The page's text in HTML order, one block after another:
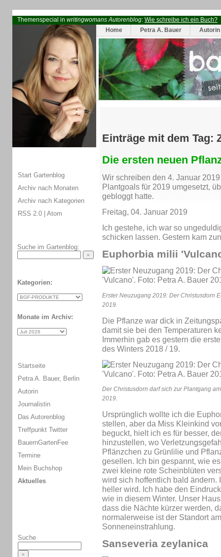
Themenspecial in writingwomans Autorenblog: Wie schreibe ich ein Buch?
Home
Petra A. Bauer Autorin
Einträge mit dem Tag:
Die ersten neuen
Wir schreiben den 4. Januar
Plantgoals für 2019 umgesetzt,
gebloggt hatte.
Freitag, 04. Januar 2019
Ich gestehe, ich war so
schicken lassen. Gestern kam
Euphorbia milii
Erster Neuzugang 2019: Der Christusdorn
2019.
Die Pflanze war dick in
damit sie bei den Temperaturen
Immerhin gab es gestern die
des Winters 2018 / 19.
Der Christusdorn darf sich zur Plantgang
2019.
Ursprünglich wollte ich die
stellen, aber da Miss Kleinkind
beguckt, hielt ich es für besser,
hinzustellen, wo
Pflänzchen zu Grünlilie und
gesellen. Ich bin gespannt, wie
zwei kleine rote Scheinblüten
wird sich hoffentlich bald ändern.
heller wird. Ich habe den
wie in diesem Winter. Unser
dass die Nächte kürzer werden,
normalerweise ist der Standort
Sonneneinstrahlung.
Sanseveria zeylanica
Start Gartenblog
Archiv nach Monaten
Archiv nach Kategorien
RSS 2.0 | Atom
Suche im Gartenblog:
Kategorien:
Monate im Archiv:
Startseite
Petra A. Bauer, Berlin
Autorin
Journalistin
Das Autorenblog
Treffpunkt Twitter
BauernGartenFee
Termine
Mein Buchshop
Aktuelles
Suche